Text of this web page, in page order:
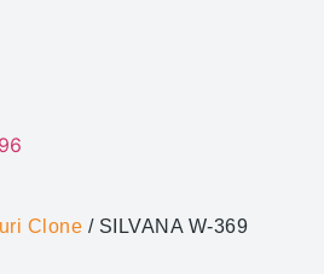
Clone / SILVANA W-369